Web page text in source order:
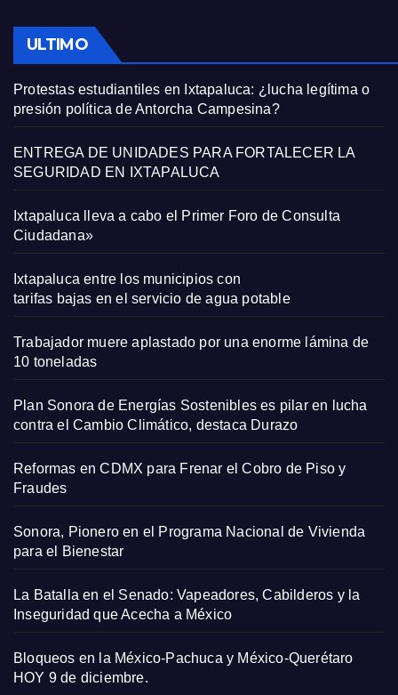
ULTIMO
Protestas estudiantiles en Ixtapaluca: ¿lucha legítima o
presión política de Antorcha Campesina?
ENTREGA DE UNIDADES PARA FORTALECER LA
SEGURIDAD EN IXTAPALUCA
Ixtapaluca lleva a cabo el Primer Foro de Consulta
Ciudadana»
Ixtapaluca entre los municipios con
tarifas bajas en el servicio de agua potable
Trabajador muere aplastado por una enorme lámina de
10 toneladas
Plan Sonora de Energías Sostenibles es pilar en lucha
contra el Cambio Climático, destaca Durazo
Reformas en CDMX para Frenar el Cobro de Piso y
Fraudes
Sonora, Pionero en el Programa Nacional de Vivienda
para el Bienestar
La Batalla en el Senado: Vapeadores, Cabilderos y la
Inseguridad que Acecha a México
Bloqueos en la México-Pachuca y México-Querétaro
HOY 9 de diciembre.